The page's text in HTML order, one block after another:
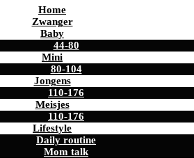
Home
Zwanger
Baby
44-80
Mini
80-104
Jongens
110-176
Meisjes
110-176
Lifestyle
Daily routine
Mom talk